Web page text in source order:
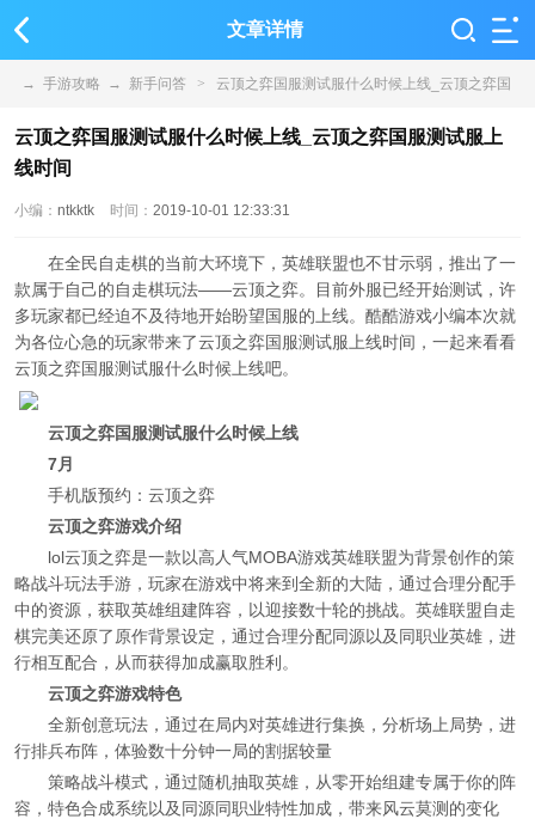
文章详情
→ 手游攻略 → 新手问答 > 云顶之弈国服测试服什么时候上线_云顶之弈国
服测试服上线时间
云顶之弈国服测试服什么时候上线_云顶之弈国服测试服上
线时间
小编： ntkktk 时间： 2019-10-01 12:33:31
在全民自走棋的当前大环境下，英雄联盟也不甘示弱，推出了一
款属于自己的自走棋玩法——云顶之弈。目前外服已经开始测试，许
多玩家都已经迫不及待地开始盼望国服的上线。酷酷游戏小编本次就
为各位心急的玩家带来了云顶之弈国服测试服上线时间，一起来看看
云顶之弈国服测试服什么时候上线吧。
云顶之弈国服测试服什么时候上线
7月
手机版预约：云顶之弈
云顶之弈游戏介绍
lol云顶之弈是一款以高人气MOBA游戏英雄联盟为背景创作的策
略战斗玩法手游，玩家在游戏中将来到全新的大陆，通过合理分配手
中的资源，获取英雄组建阵容，以迎接数十轮的挑战。英雄联盟自走
棋完美还原了原作背景设定，通过合理分配同源以及同职业英雄，进
行相互配合，从而获得加成赢取胜利。
云顶之弈游戏特色
全新创意玩法，通过在局内对英雄进行集换，分析场上局势，进
行排兵布阵，体验数十分钟一局的割据较量
策略战斗模式，通过随机抽取英雄，从零开始组建专属于你的阵
容，特色合成系统以及同源同职业特性加成，带来风云莫测的变化